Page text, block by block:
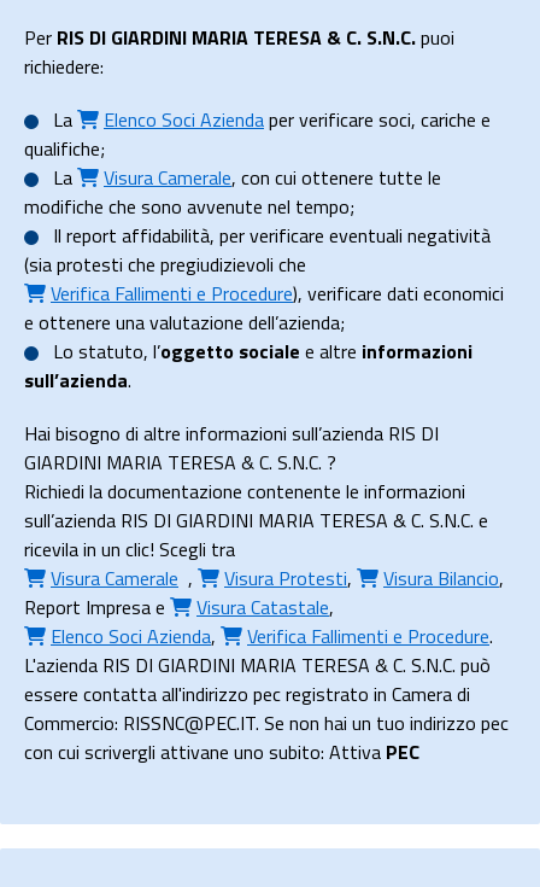
Per RIS DI GIARDINI MARIA TERESA & C. S.N.C.puoi
richiedere:
La
Elenco Soci Aziendaper verificare soci, cariche e
qualifiche;
La
Visura Camerale, con cui ottenere tutte le
modifiche che sono avvenute nel tempo;
Il report affidabilità, per verificare eventuali negatività
(sia protesti che pregiudizievoli che
Verifica Fallimenti e Procedure), verificare dati economici
e ottenere una valutazione dell’azienda;
Lo statuto, l’oggetto sociale e altre informazioni
sull’azienda.
Hai bisogno di altre informazioni sull’azienda RIS DI
GIARDINI MARIA TERESA & C. S.N.C. ?
Richiedi la documentazione contenente le informazioni
sull’azienda RIS DI GIARDINI MARIA TERESA & C. S.N.C. e
ricevila in un clic! Scegli tra
Visura Camerale , Visura Protesti, Visura Bilancio,
Report Impresae Visura Catastale,
Elenco Soci Azienda, Verifica Fallimenti e Procedure.
L'azienda RIS DI GIARDINI MARIA TERESA & C. S.N.C. può
essere contatta all'indirizzo pec registrato in Camera di
Commercio: RISSNC@PEC.IT. Se non hai un tuo indirizzo pec
con cui scrivergli attivane uno subito: Attiva PEC